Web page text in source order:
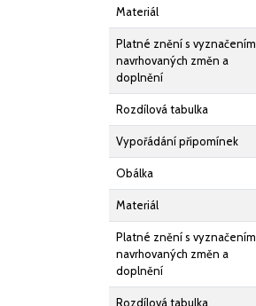
Materiál
Platné znění s vyznačením
navrhovaných změn a
doplnění
Rozdílová tabulka
Vypořádání připomínek
Obálka
Materiál
Platné znění s vyznačením
navrhovaných změn a
doplnění
Rozdílová tabulka